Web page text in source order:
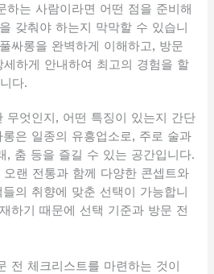
하는 사람이라면 어떤 점을 준비해
갖춰야 하는지 막막할 수 있습니
싸롱을 완벽하게 이해하고, 방문
하게 안내하여 최고의 경험을 할
다.
무엇인지, 어떤 특징이 있는지 간단
은 일종의 유흥업소로, 주로 술과
, 춤 등을 즐길 수 있는 공간입니다.
랜 전통과 함께 다양한 콘셉트와
의 취향에 맞춘 선택이 가능합니
하기 때문에 선택 기준과 방문 전
전 체크리스트를 마련하는 것이